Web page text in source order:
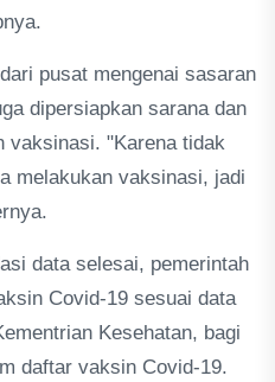
pusat mengenai sasaran
dipersiapkan sarana dan
vaksinasi. "Karena tidak
melakukan vaksinasi, jadi
data selesai, pemerintah
Covid-19 sesuai data
Kesehatan, bagi
daftar vaksin Covid-19.